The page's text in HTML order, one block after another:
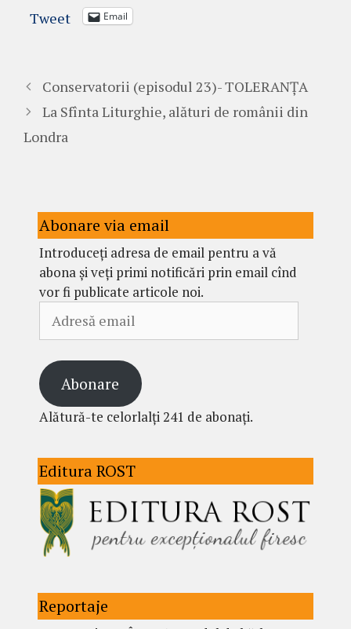
Tweet Email
Conservatorii (episodul 23)- TOLERANȚA
La Sfînta Liturghie, alături de românii din
Londra
Abonare via email
Introduceți adresa de email pentru a vă
abona și veți primi notificări prin email cînd
vor fi publicate articole noi.
email
Abonare
Alătură-te celorlalți 241 de abonați.
Editura ROST
Reportaje